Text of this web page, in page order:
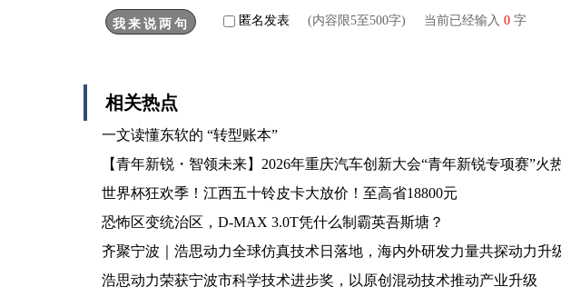
匿名发表 (内容限5至500字) 当前已经输入 0 字
相关热点
一文读懂东软的 “转型账本”
【青年新锐・智领未来】2026年重庆汽车创新大会“青年新锐专项赛”火
世界杯狂欢季！江西五十铃皮卡大放价！至高省18800元
恐怖区变统治区，D-MAX 3.0T凭什么制霸英吾斯塘？
齐聚宁波｜浩思动力全球仿真技术日落地，海内外研发力量共探动力升
浩思动力荣获宁波市科学技术进步奖，以原创混动技术推动产业升级